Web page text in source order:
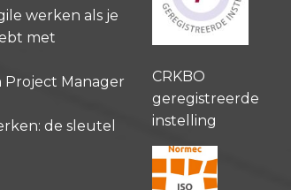
werken als je
met
Project Manager
de sleutel
CRKBO
geregistreerde
instelling